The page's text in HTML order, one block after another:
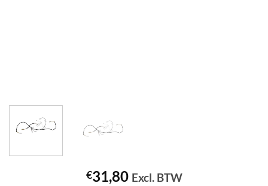
€31,80 Excl. BTW